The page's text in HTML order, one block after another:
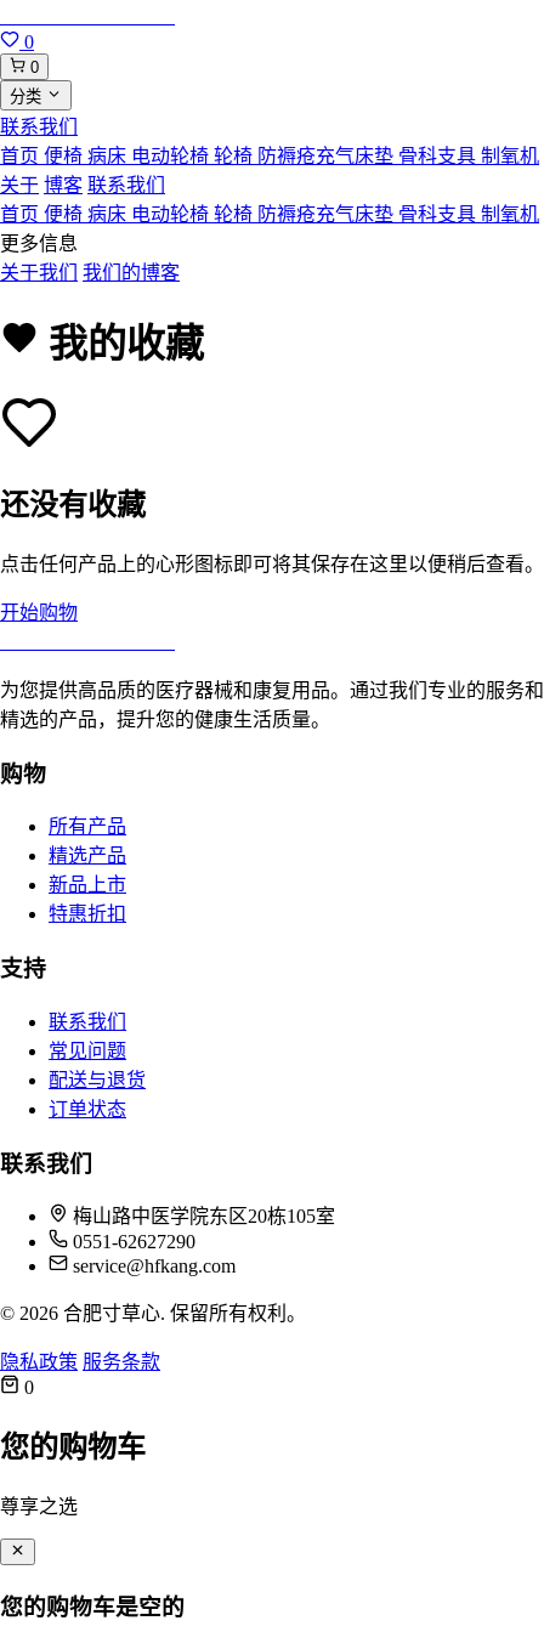
0
0
分类
联系我们
首页 便椅 病床 电动轮椅 轮椅 防褥疮充气床垫 骨科支具 制氧机
关于 博客 联系我们
首页 便椅 病床 电动轮椅 轮椅 防褥疮充气床垫 骨科支具 制氧机
更多信息
关于我们
我们的博客
我的收藏
还没有收藏
点击任何产品上的心形图标即可将其保存在这里以便稍后查看。
开始购物
为您提供高品质的医疗器械和康复用品。通过我们专业的服务和
精选的产品，提升您的健康生活质量。
购物
所有产品
精选产品
新品上市
特惠折扣
支持
联系我们
常见问题
配送与退货
订单状态
联系我们
梅山路中医学院东区20栋105室
0551-62627290
service@hfkang.com
© 2026 合肥寸草心. 保留所有权利。
隐私政策 服务条款
0
您的购物车
尊享之选
您的购物车是空的